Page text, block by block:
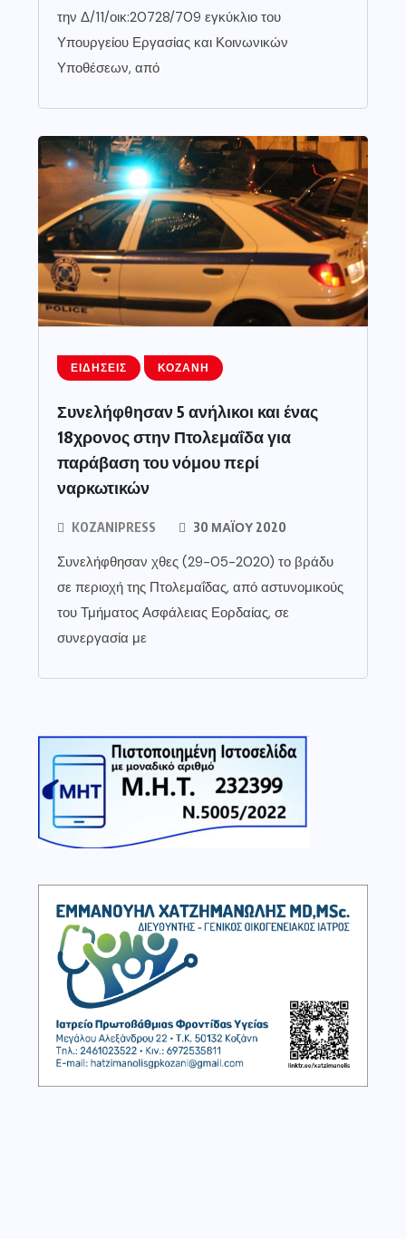
την Δ/11/οικ:20728/709 εγκύκλιο του
Υπουργείου Εργασίας και Κοινωνικών
Υποθέσεων, από
ΕΙΔΉΣΕΙΣ ΚΟΖΆΝΗ
Συνελήφθησαν 5 ανήλικοι και ένας
18χρονος στην Πτολεμαΐδα για
παράβαση του νόμου περί
ναρκωτικών
KOZANIPRESS 30 ΜΑΪ́ΟΥ 2020
Συνελήφθησαν χθες (29-05-2020) το βράδυ
σε περιοχή της Πτολεμαΐδας, από αστυνομικούς
του Τμήματος Ασφάλειας Εορδαίας, σε
συνεργασία με